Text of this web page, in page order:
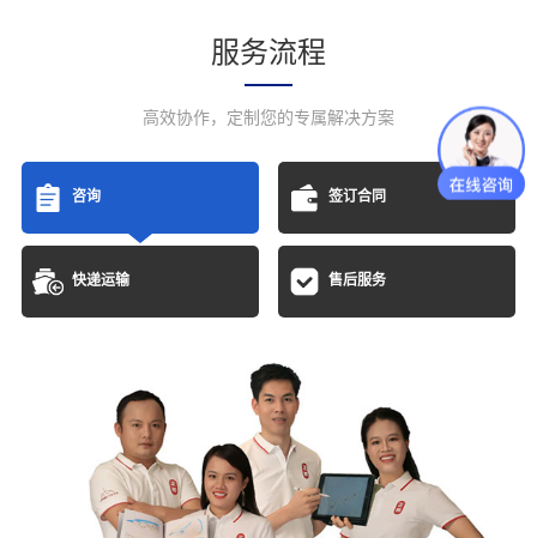
服务流程
高效协作，定制您的专属解决方案
咨询 签订合同
快递运输 售后服务